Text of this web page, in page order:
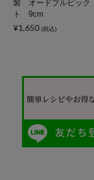
製 オードブルピック
ト 9cm
¥1,650 (税込)